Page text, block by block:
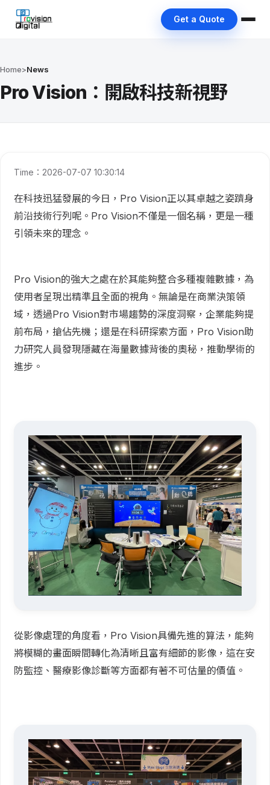
Get a Quote
Home>News
Pro Vision：開啟科技新視野
Time：2026-07-07 10:30:14
在科技迅猛發展的今日，Pro Vision正以其卓越之姿躋身
前沿技術行列呢。Pro Vision不僅是一個名稱，更是一種
引領未來的理念。
Pro Vision的強大之處在於其能夠整合多種複雜數據，為
使用者呈現出精準且全面的視角。無論是在商業決策領
域，透過Pro Vision對市場趨勢的深度洞察，企業能夠提
前布局，搶佔先機；還是在科研探索方面，Pro Vision助
力研究人員發現隱藏在海量數據背後的奧秘，推動學術的
進步。
從影像處理的角度看，Pro Vision具備先進的算法，能夠
將模糊的畫面瞬間轉化為清晰且富有細節的影像，這在安
防監控、醫療影像診斷等方面都有著不可估量的價值。